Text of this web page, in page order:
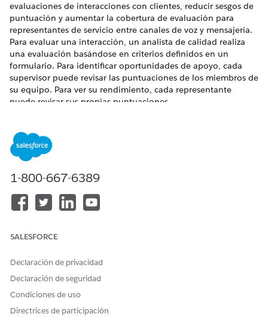
evaluaciones de interacciones con clientes, reducir sesgos de
puntuación y aumentar la cobertura de evaluación para
representantes de servicio entre canales de voz y mensajería.
Para evaluar una interacción, un analista de calidad realiza
una evaluación basándose en criterios definidos en un
formulario. Para identificar oportunidades de apoyo, cada
supervisor puede revisar las puntuaciones de los miembros de
su equipo. Para ver su rendimiento, cada representante
puede revisar sus propias puntuaciones.
Ediciones compatibles para Gestión de Participación de
plantilla de trabajo
Personas de usuario de Gestión de calidad
Asigne los conjuntos de permisos Gestor de calidad,
Analista de calidad y Visor de calidad a usuarios de
Limitaciones de gestión de calidad
de calidad.
Configurar Gestión de calidad para interacciones de
servicio
Utilice formularios de evaluación manuales y dirigidos por
1-800-667-6389
SALESFORCE
Declaración de privacidad
Declaración de seguridad
Condiciones de uso
Directrices de participación